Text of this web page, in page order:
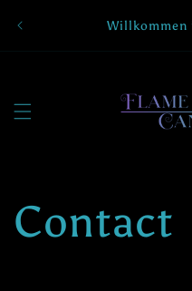
Willkommen
Contact